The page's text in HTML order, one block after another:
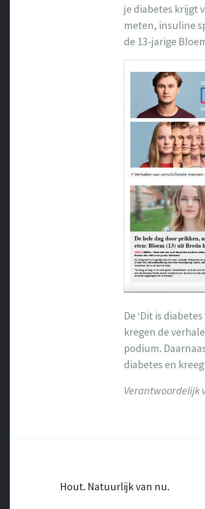
je diabetes krijgt
meten, insuline
de 13-jarige
De ‘Dit is
kregen de
podium.
diabetes en
Verantwoordelijk
Berichtnavigatie
Hout. Natuurlijk van nu.